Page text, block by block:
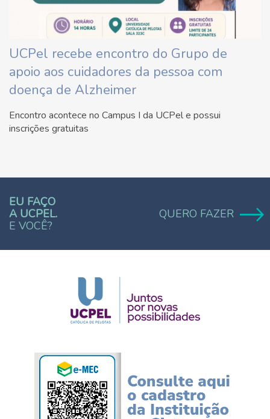
UCPel recebe encontro do Grupo de
apoio aos cuidadores da pessoa com
doença de Alzheimer
Encontro acontece no Campus I da UCPel e possui
inscrições gratuitas
EU FAÇO
A UCPEL.
E VOCÊ?
QUERO FAZER